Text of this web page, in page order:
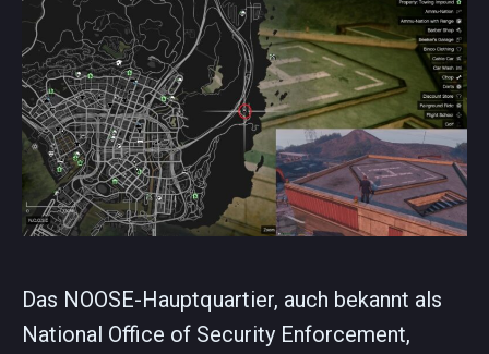
Das NOOSE-Hauptquartier, auch bekannt als
National Office of Security Enforcement,